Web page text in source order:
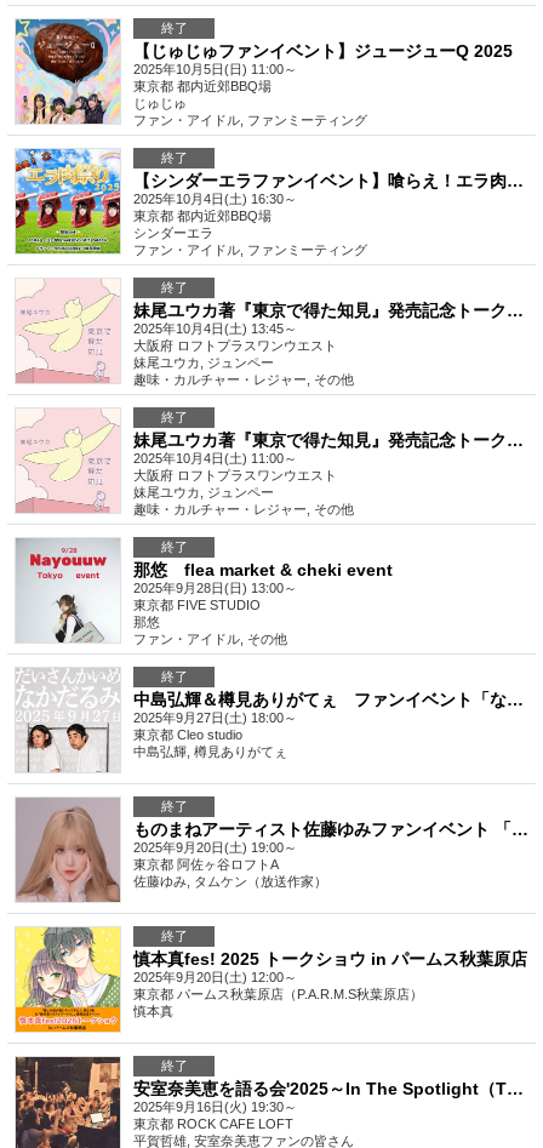
終了
【じゅじゅファンイベント】ジュージューQ 2025
2025年10月5日(日) 11:00～
東京都 都内近郊BBQ場
じゅじゅ
ファン・アイドル ファンミーティング
終了
【シンダーエラファンイベント】喰らえ！エラ肉祭り 2025
2025年10月4日(土) 16:30～
東京都 都内近郊BBQ場
シンダーエラ
ファン・アイドル ファンミーティング
終了
妹尾ユウカ著『東京で得た知見』発売記念トークイベント＋サイン会《第2部》
2025年10月4日(土) 13:45～
大阪府 ロフトプラスワンウエスト
妹尾ユウカ, ジュンペー
趣味・カルチャー・レジャー
その他
終了
妹尾ユウカ著『東京で得た知見』発売記念トークイベント＋サイン会《第1部》
2025年10月4日(土) 11:00～
大阪府 ロフトプラスワンウエスト
妹尾ユウカ, ジュンペー
趣味・カルチャー・レジャー
その他
終了
那悠 flea market & cheki event
2025年9月28日(日) 13:00～
東京都 FIVE STUDIO
那悠
ファン・アイドル その他
終了
中島弘輝＆樽見ありがてぇ ファンイベント「なかだるみ」vol.3
2025年9月27日(土) 18:00～
東京都 Cleo studio
中島弘輝, 樽見ありがてぇ
終了
ものまねアーティスト佐藤ゆみファンイベント 「YU – meeting」
2025年9月20日(土) 19:00～
東京都 阿佐ヶ谷ロフトA
佐藤ゆみ, タムケン（放送作家）
終了
慎本真fes! 2025 トークショウ in パームス秋葉原店
2025年9月20日(土) 12:00～
東京都 パームス秋葉原店（P.A.R.M.S秋葉原店）
慎本真
終了
安室奈美恵を語る会'2025～In The Spotlight（TOKYO）
2025年9月16日(火) 19:30～
東京都 ROCK CAFE LOFT
平賀哲雄, 安室奈美恵ファンの皆さん